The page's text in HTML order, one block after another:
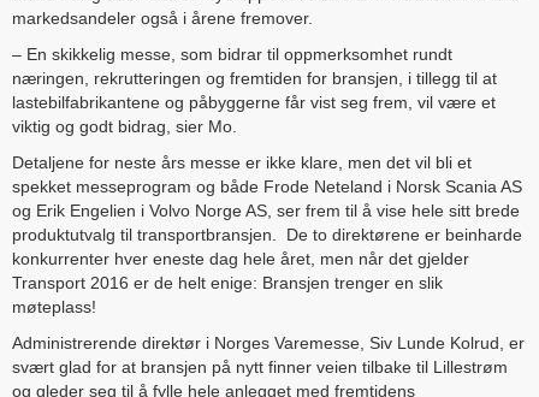
markedsandeler også i årene fremover.
– En skikkelig messe, som bidrar til oppmerksomhet rundt
næringen, rekrutteringen og fremtiden for bransjen, i tillegg til at
lastebilfabrikantene og påbyggerne får vist seg frem, vil være et
viktig og godt bidrag, sier Mo.
Detaljene for neste års messe er ikke klare, men det vil bli et
spekket messeprogram og både Frode Neteland i Norsk Scania AS
og Erik Engelien i Volvo Norge AS, ser frem til å vise hele sitt brede
produktutvalg til transportbransjen. De to direktørene er beinharde
konkurrenter hver eneste dag hele året, men når det gjelder
Transport 2016 er de helt enige: Bransjen trenger en slik
møteplass!
Administrerende direktør i Norges Varemesse, Siv Lunde Kolrud, er
svært glad for at bransjen på nytt finner veien tilbake til Lillestrøm
og gleder seg til å fylle hele anlegget med fremtidens